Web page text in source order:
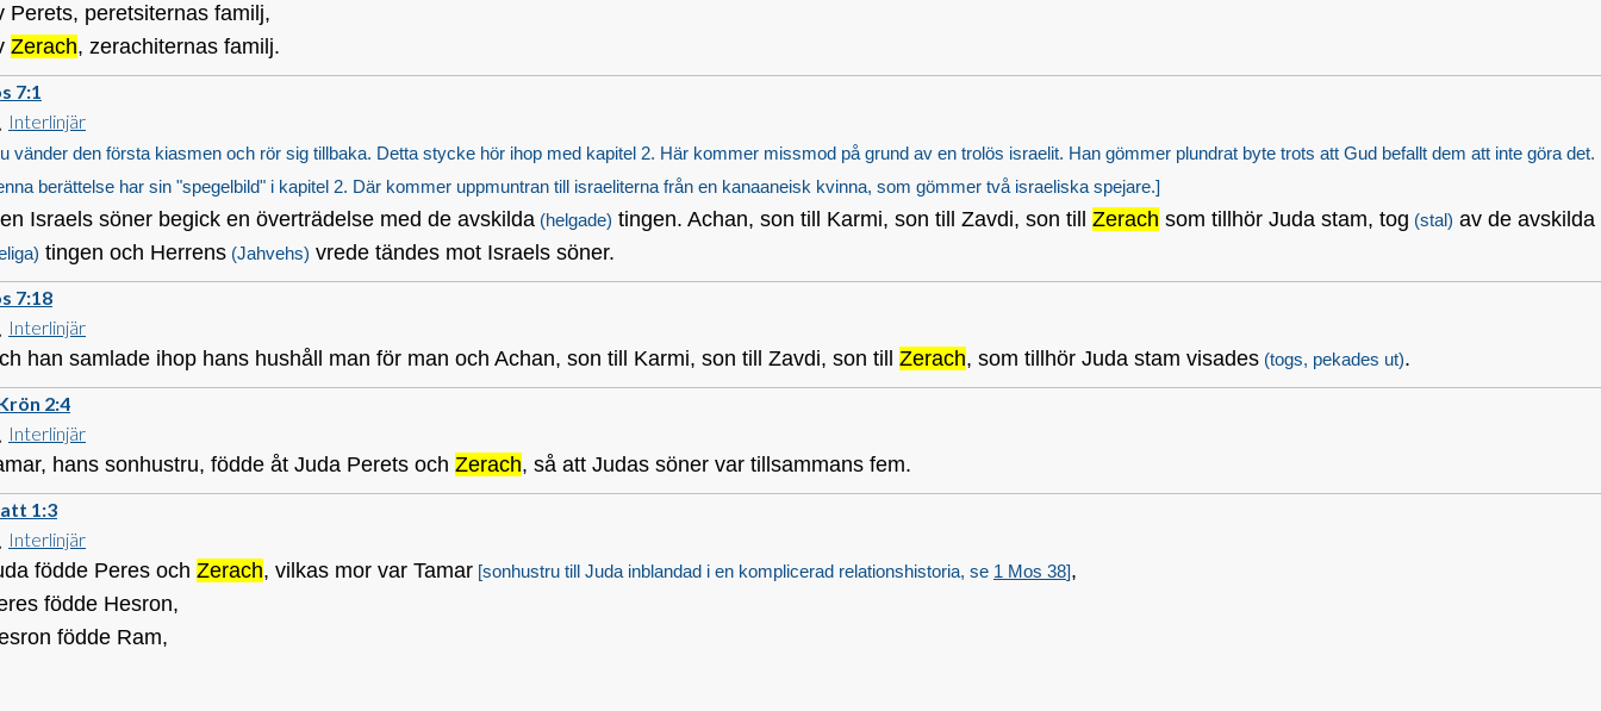
Perets, peretsiternas familj,
Zerach, zerachiternas familj.
7:1
Interlinjär
vänder den första kiasmen och rör sig tillbaka. Detta stycke hör ihop med kapitel 2. Här kommer missmod på grund av en trolös israelit. Han gömmer plundrat byte trots att Gud befallt dem att inte göra det.
berättelse har sin "spegelbild" i kapitel 2. Där kommer uppmuntran till israeliterna från en kanaaneisk kvinna, som gömmer två israeliska spejare.]
Israels söner begick en överträdelse med de avskilda (helgade) tingen. Achan, son till Karmi, son till Zavdi, son till Zerach som tillhör Juda stam, tog (stal) av de avskilda
tingen och Herrens (Jahvehs) vrede tändes mot Israels söner.
7:18
Interlinjär
han samlade ihop hans hushåll man för man och Achan, son till Karmi, son till Zavdi, son till Zerach, som tillhör Juda stam visades (togs, pekades ut).
2:4
Interlinjär
hans sonhustru, födde åt Juda Perets och Zerach, så att Judas söner var tillsammans fem.
1:3
Interlinjär
födde Peres och Zerach, vilkas mor var Tamar [sonhustru till Juda inblandad i en komplicerad relationshistoria, se 1 Mos 38],
födde Hesron,
födde Ram,